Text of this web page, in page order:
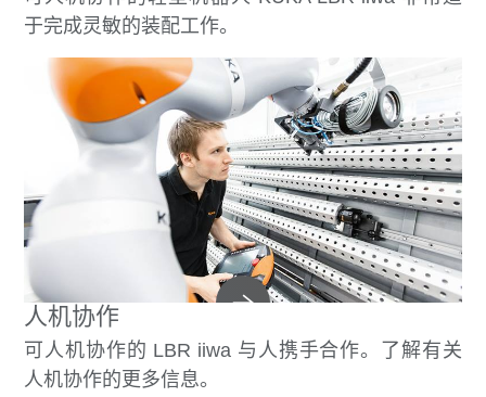
于完成灵敏的装配工作。
人机协作
可人机协作的 LBR iiwa 与人携手合作。了解有关
人机协作的更多信息。